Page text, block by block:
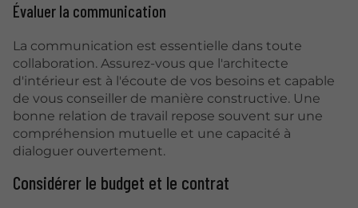
Évaluer la communication
La communication est essentielle dans toute
collaboration. Assurez-vous que l'architecte
d'intérieur est à l'écoute de vos besoins et capable
de vous conseiller de manière constructive. Une
bonne relation de travail repose souvent sur une
compréhension mutuelle et une capacité à
dialoguer ouvertement.
Considérer le budget et le contrat